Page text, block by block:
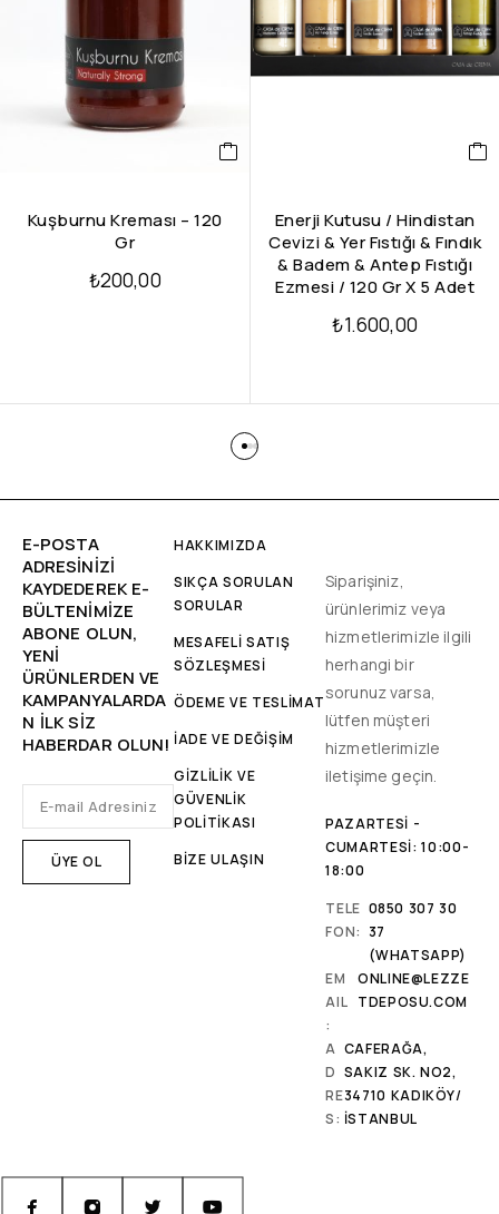
Kuşburnu Kreması – 120
Gr
₺200,00
Enerji Kutusu / Hindistan
Cevizi & Yer Fıstığı & Fındık
& Badem & Antep Fıstığı
Ezmesi / 120 Gr X 5 Adet
₺1.600,00
E-POSTA
ADRESINIZI
KAYDEDEREK E-
BÜLTENIMIZE
ABONE OLUN,
YENİ
ÜRÜNLERDEN VE
KAMPANYALARDA
N ILK SIZ
HABERDAR OLUN!
HAKKIMIZDA
SIKÇA SORULAN
SORULAR
MESAFELİ SATIŞ
SÖZLEŞMESİ
ÖDEME VE TESLİMAT
İADE VE DEĞİŞİM
GİZLİLİK VE
GÜVENLİK
POLİTİKASI
BİZE ULAŞIN
Siparişiniz,
ürünlerimiz veya
hizmetlerimizle ilgili
herhangi bir
sorunuz varsa,
lütfen müşteri
hizmetlerimizle
iletişime geçin.
PAZARTESI -
CUMARTESI: 10:00-
18:00
TELE
FON:
0850 307 30
37
(WHATSAPP)
EM
AIL
:
ONLINE@LEZZE
TDEPOSU.COM
A
D
RE
S:
CAFERAĞA,
SAKIZ SK. NO2,
34710 KADIKÖY/
İSTANBUL